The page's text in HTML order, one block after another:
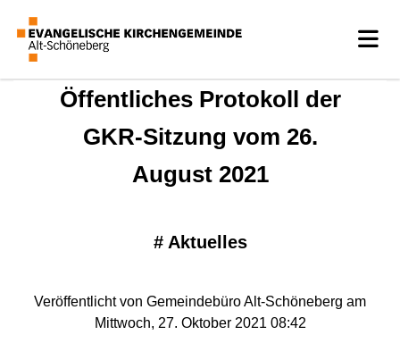
Öffentliches Protokoll der
GKR-Sitzung vom 26.
August 2021
# Aktuelles
Veröffentlicht von Gemeindebüro Alt-Schöneberg am
Mittwoch, 27. Oktober 2021 08:42